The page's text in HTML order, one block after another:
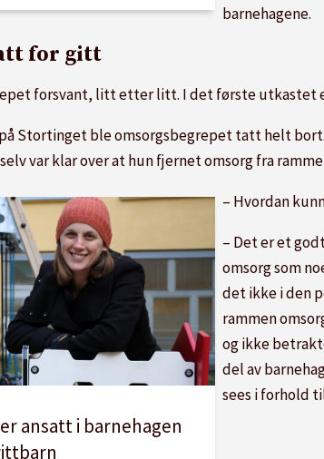
barnehagene.
for gitt
forsvant, litt etter litt. I det første utkastet
Stortinget ble omsorgsbegrepet tatt helt
var klar over at hun fjernet omsorg fra
ansatt i barnehagen
– Hvordan
– Det er et
omsorg som
det ikke i den
rammen
og ikke
del av
sees i forhold